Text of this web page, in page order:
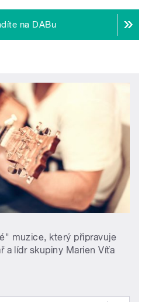
na DABu
muzice, který připravuje
a lídr skupiny Marien Víťa